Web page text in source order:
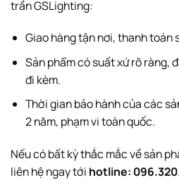
trần GSLighting:
Giao hàng tận nơi, thanh toán
Sản phẩm có suất xứ rõ ràng,
đi kèm.
Thời gian bảo hành của các
2 năm, phạm vi toàn quốc.
Nếu có bất kỳ thắc mắc về sản
liên hệ ngay tới hotline: